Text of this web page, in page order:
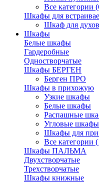
Все категории
Шкафы для
Шкаф для
Шкафы
Белые шкафы
Гардеробные
Одностворчатые
Шкафы БЕРГЕН
Берген ПРО
Шкафы в прихожую
Узкие шкафы
Белые шкафы
Распашные
Угловые
Шкафы для
Все категории
Шкафы ПАЛЬМА
Двухстворчатые
Трехстворчатые
Шкафы книжные